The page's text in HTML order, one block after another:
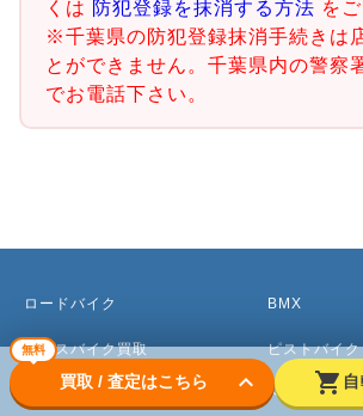
くは 防犯登録を抹消する方法 を
※千葉県の防犯登録抹消手続きは
とができません。千葉県内の警察
でお電話下さい。
無料
買取 / 査定はこちら keyboard_arrow_down shopping_cart
ロードバイク
クロスバイク買取
マウンテンバイク買取
BMX
ピストバイク
ベビーカー